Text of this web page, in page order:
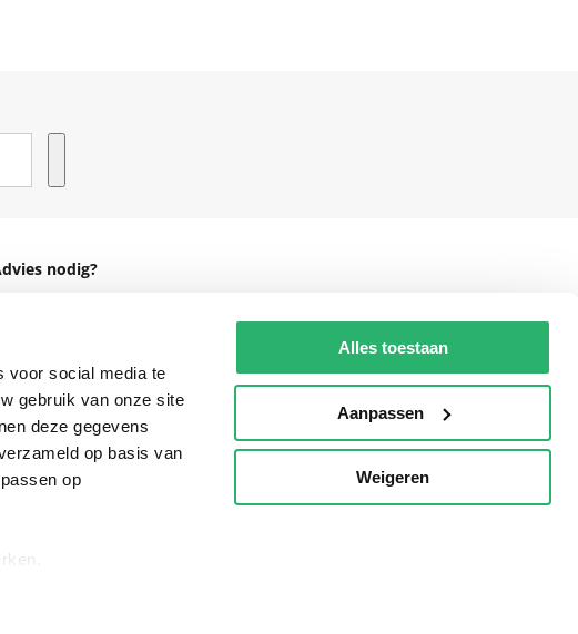
voor social media te
gebruik van onze site
deze gegevens
op basis van
op
Alles toestaan
Aanpassen
Weigeren
nodig?
- 133 84 32